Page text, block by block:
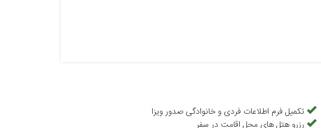
تکمیل فرم اطلاعات فردی و خانوادگی صدور ویزا
رزرو هتل های محل اقامت در سفر